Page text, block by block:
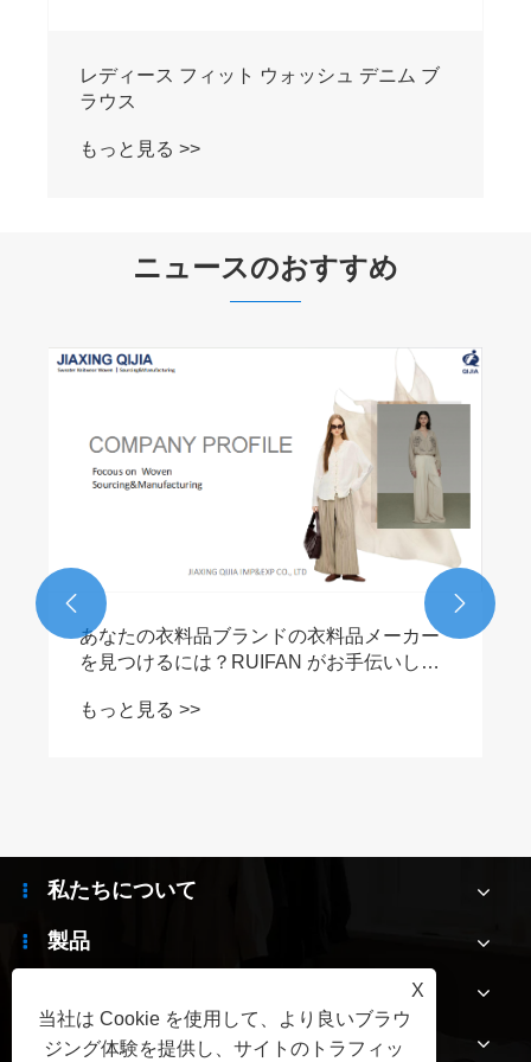
レディース フィット ウォッシュ デニム ブ
ラウス
もっと見る >>
ニュースのおすすめ
あなたの衣料品ブランドの衣料品メーカー
を見つけるには？RUIFAN がお手伝いしま
もっと見る >>
 
私たちについて
製品
お問い合わせ
X
当社は Cookie を使用して、より良いブラウ
ジング体験を提供し、サイトのトラフィッ